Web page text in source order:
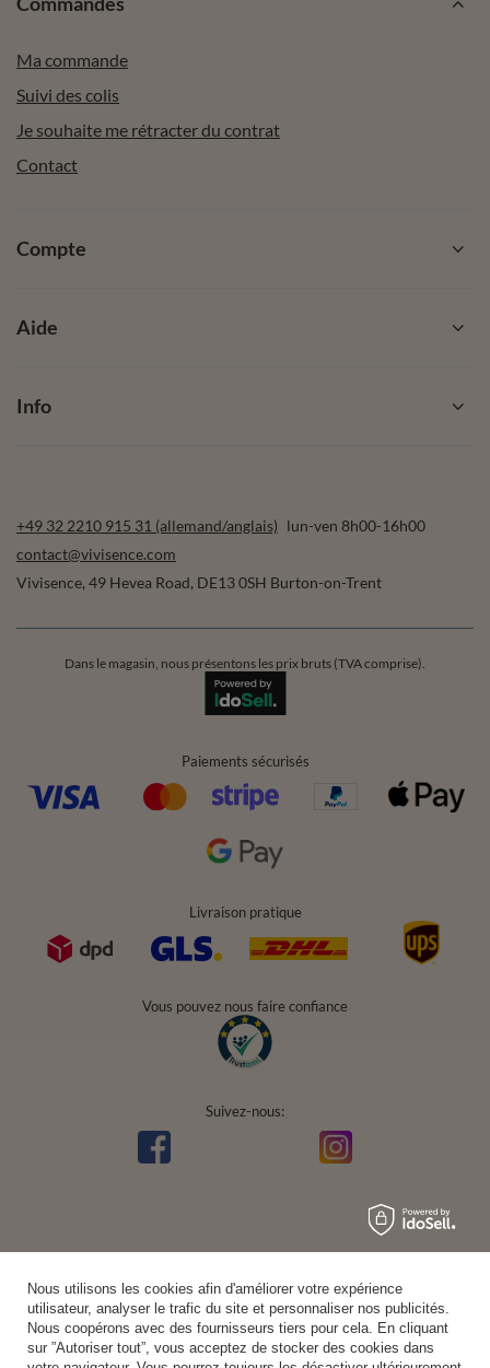
Ma commande
Suivi des colis
Je souhaite me rétracter du contrat
Contact
Compte
Aide
Info
+49 32 2210 915 31 (allemand/anglais) lun-ven 8h00-16h00
contact@vivisence.com
Vivisence, 49 Hevea Road, DE13 0SH Burton-on-Trent
Dans le magasin, nous présentons les prix bruts (TVA comprise).
Paiements sécurisés
Livraison pratique
Vous pouvez nous faire confiance
Suivez-nous:
Nous utilisons les cookies afin d'améliorer votre expérience
utilisateur, analyser le trafic du site et personnaliser nos publicités.
Nous coopérons avec des fournisseurs tiers pour cela. En cliquant
sur ”Autoriser tout”, vous acceptez de stocker des cookies dans